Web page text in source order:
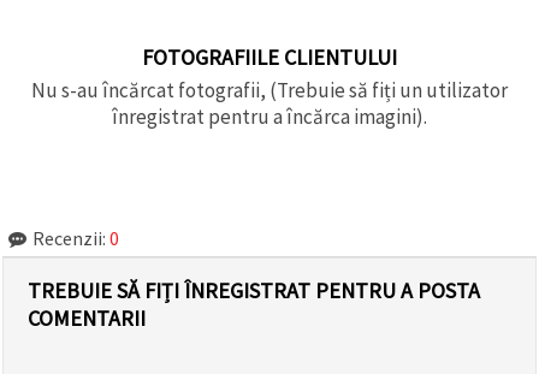
FOTOGRAFIILE CLIENTULUI
Nu s-au încărcat fotografii, (Trebuie să fiți un utilizator
înregistrat pentru a încărca imagini).
Recenzii: 0
TREBUIE SĂ FIȚI ÎNREGISTRAT PENTRU A POSTA
COMENTARII